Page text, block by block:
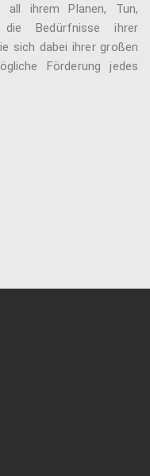
ihrem Planen, Tun,
die Bedürfnisse ihrer
sich dabei ihrer großen
Förderung jedes